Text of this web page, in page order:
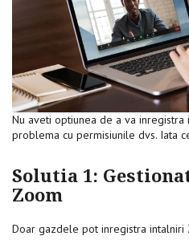
Nu aveti optiunea de a va
problema cu permisiunile dvs. Iata
Solutia 1:
Zoom
Doar gazdele pot inregistra intalniri